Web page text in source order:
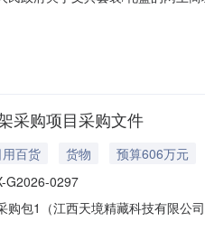
所在行政区划名称:江苏省苏州
采购项目采购文件
用百货 货物
预算606万元
G2026-0297
购包1（江西天境精藏科技有限公